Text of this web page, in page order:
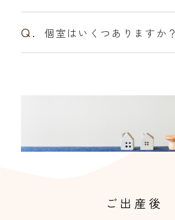
Q. 個室はいくつありますか？
ご出産後